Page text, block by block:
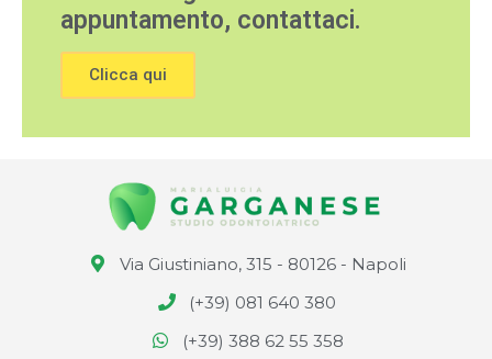
appuntamento, contattaci.
Clicca qui
Via Giustiniano, 315 - 80126 - Napoli
(+39) 081 640 380
(+39) 388 62 55 358